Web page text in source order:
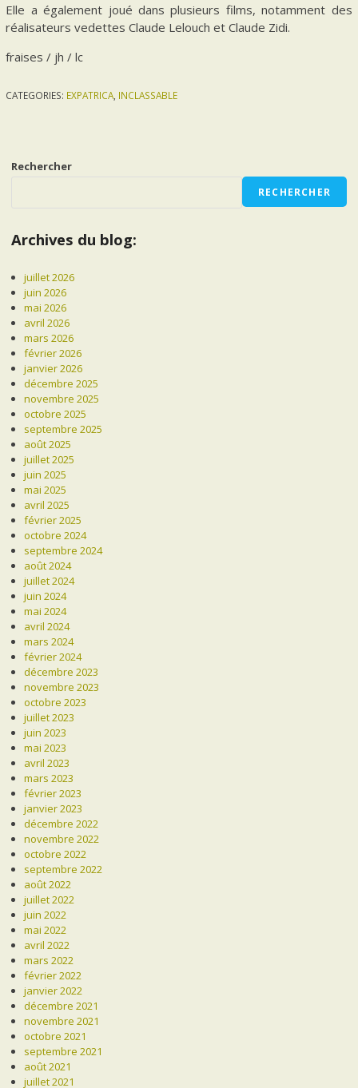
Elle a également joué dans plusieurs films, notamment des
réalisateurs vedettes Claude Lelouch et Claude Zidi.
fraises / jh / lc
CATEGORIES: EXPATRICA INCLASSABLE
Rechercher
RECHERCHER
Archives du blog:
juillet 2026
juin 2026
mai 2026
avril 2026
mars 2026
février 2026
janvier 2026
décembre 2025
novembre 2025
octobre 2025
septembre 2025
août 2025
juillet 2025
juin 2025
mai 2025
avril 2025
février 2025
octobre 2024
septembre 2024
août 2024
juillet 2024
juin 2024
mai 2024
avril 2024
mars 2024
février 2024
décembre 2023
novembre 2023
octobre 2023
juillet 2023
juin 2023
mai 2023
avril 2023
mars 2023
février 2023
janvier 2023
décembre 2022
novembre 2022
octobre 2022
septembre 2022
août 2022
juillet 2022
juin 2022
mai 2022
avril 2022
mars 2022
février 2022
janvier 2022
décembre 2021
novembre 2021
octobre 2021
septembre 2021
août 2021
juillet 2021